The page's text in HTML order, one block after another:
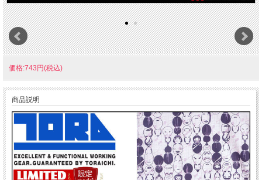
価格:743円(税込)
商品説明